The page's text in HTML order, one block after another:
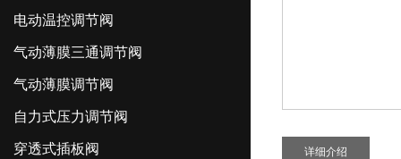
电动温控调节阀
气动薄膜三通调节阀
气动薄膜调节阀
自力式压力调节阀
穿透式插板阀 详细介绍